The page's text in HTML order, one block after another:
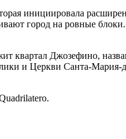
инициировала
город на ровные
квартал Джозефино,
и Церкви Санта-Мария-